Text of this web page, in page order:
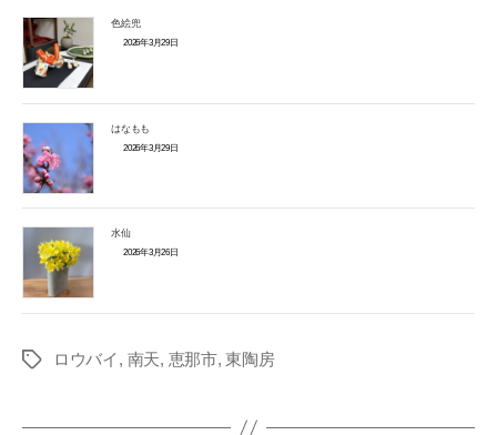
色絵兜
2026年3月29日
はなもも
2026年3月29日
水仙
2026年3月26日
Tags ロウバイ, 南天, 恵那市,東陶房